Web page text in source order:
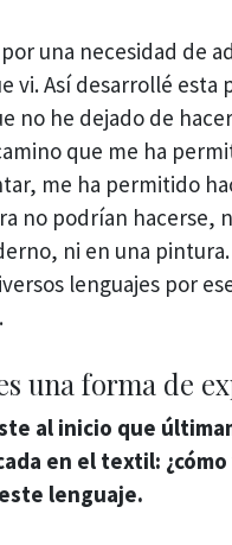
una necesidad de
vi. Así desarrollé esta
no he dejado de
que me ha
me ha permitido
no podrían hacerse,
ni en una
lenguajes por
una forma de
al inicio que
en el textil:
este lenguaje.